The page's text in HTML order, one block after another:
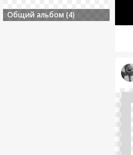
Общий альбом (4)